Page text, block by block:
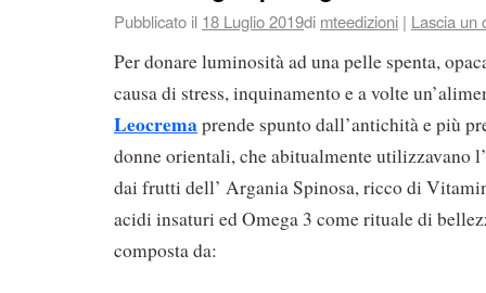
Pubblicato il 18 Luglio 2019di mteedizioni | Lascia un
Per donare luminosità ad una pelle spenta,
causa di stress, inquinamento e a volte
Leocremaprende spunto dall’antichità e più
donne orientali, che abitualmente utilizzavano
dai frutti dell’ Argania Spinosa, ricco di
acidi insaturi ed Omega 3 come rituale di
composta da: